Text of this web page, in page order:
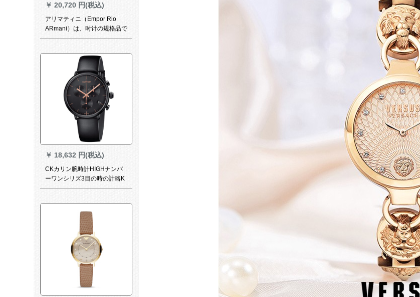
￥ 20,720 円(税込)
アリマティニ（Empor Rio
ARmani）は、时计の规格品で
ある男性知能电子轴オミック
リッツ腕时计ART 3000を知る
ということです。
￥ 18,632 円(税込)
CKカリン腕時計HIGHナンバ
ーワンシリズ3目の時の計略K
8 M 27